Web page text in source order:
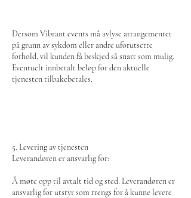
Dersom Vibrant events må avlyse arrangementet
på grunn av sykdom eller andre uforutsette
forhold, vil kunden få beskjed så snart som mulig.
Eventuelt innbetalt beløp for den aktuelle
tjenesten tilbakebetales.
5. Levering av tjenesten
Leverandøren er ansvarlig for:
Å møte opp til avtalt tid og sted. Leverandøren er
ansvarlig for utstyr som trengs for å kunne levere